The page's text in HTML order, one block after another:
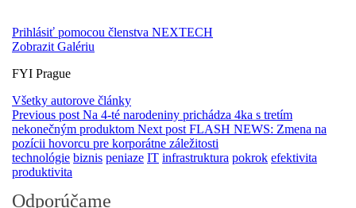
Prihlásiť pomocou členstva NEXTECH
Zobrazit Galériu
FYI Prague
Všetky autorove články
Previous post Na 4-té narodeniny prichádza 4ka s tretím
nekonečným produktom Next post FLASH NEWS: Zmena na
pozícii hovorcu pre korporátne záležitosti
technológie biznis peniaze IT infrastruktura pokrok efektivita
produktivita
Odporúčame